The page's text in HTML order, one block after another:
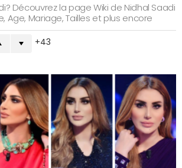
Découvrez la page Wiki de Nidhal Saadi
Age, Mariage, Tailles et plus encore
43